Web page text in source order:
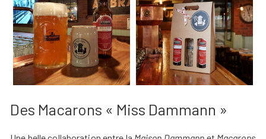
Des Macarons « Miss Dammann »